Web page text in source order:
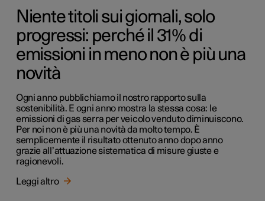
Niente titoli sui giornali, solo
progressi: perché il 31% di
emissioni in meno non è più una
novità
Ogni anno pubblichiamo il nostro rapporto sulla
sostenibilità. E ogni anno mostra la stessa cosa: le
emissioni di gas serra per veicolo venduto diminuiscono.
Per noi non è più una novità da molto tempo. È
semplicemente il risultato ottenuto anno dopo anno
grazie all’attuazione sistematica di misure giuste e
ragionevoli.
Leggi altro